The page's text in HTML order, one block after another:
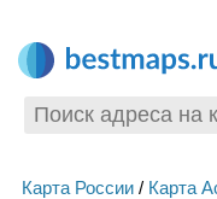
Карта России/ Карта